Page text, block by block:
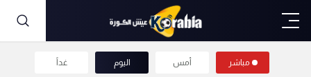
مباشر أمس اليوم غداً